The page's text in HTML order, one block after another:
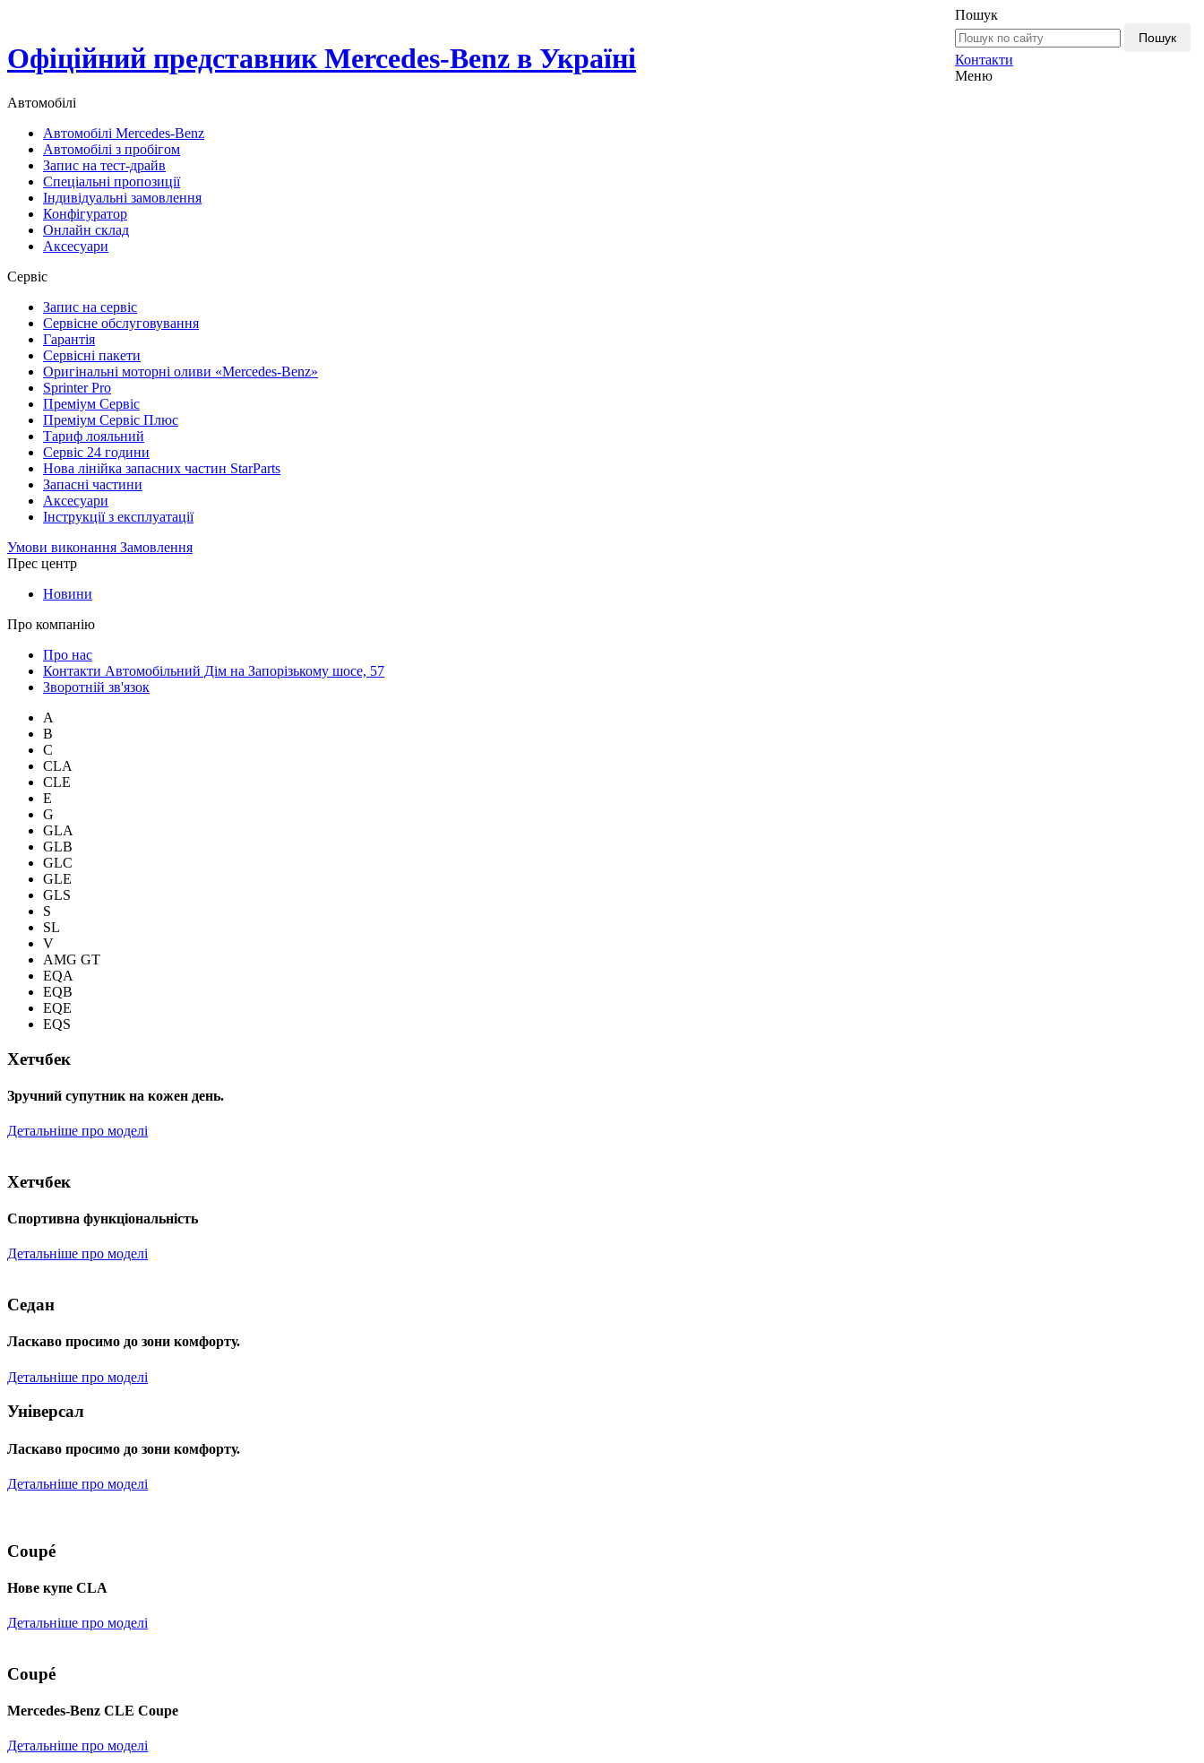
Офіційний представник Mercedes-Benz в Україні
Пошук
Пошук
Контакти
Меню
Автомобілі
Автомобілі Mercedes-Benz
Автомобілі з пробігом
Запис на тест-драйв
Спеціальні пропозиції
Індивідуальні замовлення
Конфігуратор
Онлайн склад
Аксесуари
Сервіс
Запис на сервіс
Сервісне обслуговування
Гарантія
Сервісні пакети
Оригінальні моторні оливи «Mercedes-Benz»
Sprinter Pro
Преміум Сервіс
Преміум Сервіс Плюс
Тариф лояльний
Сервіс 24 години
Нова лінійка запасних частин StarParts
Запасні частини
Аксесуари
Інструкції з експлуатації
Умови виконання Замовлення
Прес центр
Новини
Про компанію
Про нас
Контакти Автомобільний Дім на Запорізькому шосе, 57
Зворотній зв'язок
A
B
C
CLA
CLE
E
G
GLA
GLB
GLC
GLE
GLS
S
SL
V
AMG GT
EQA
EQB
EQE
EQS
Хетчбек
Зручний супутник на кожен день.
Детальніше про моделі
Хетчбек
Спортивна функціональність
Детальніше про моделі
Седан
Ласкаво просимо до зони комфорту.
Детальніше про моделі
Універсал
Ласкаво просимо до зони комфорту.
Детальніше про моделі
Coupé
Нове купе CLA
Детальніше про моделі
Coupé
Mercedes-Benz CLE Coupe
Детальніше про моделі